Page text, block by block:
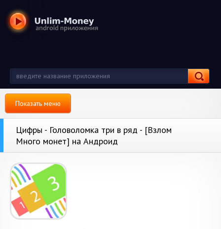
Показать меню
Цифры - Головоломка три в ряд - [Взлом
Много монет] на Андроид